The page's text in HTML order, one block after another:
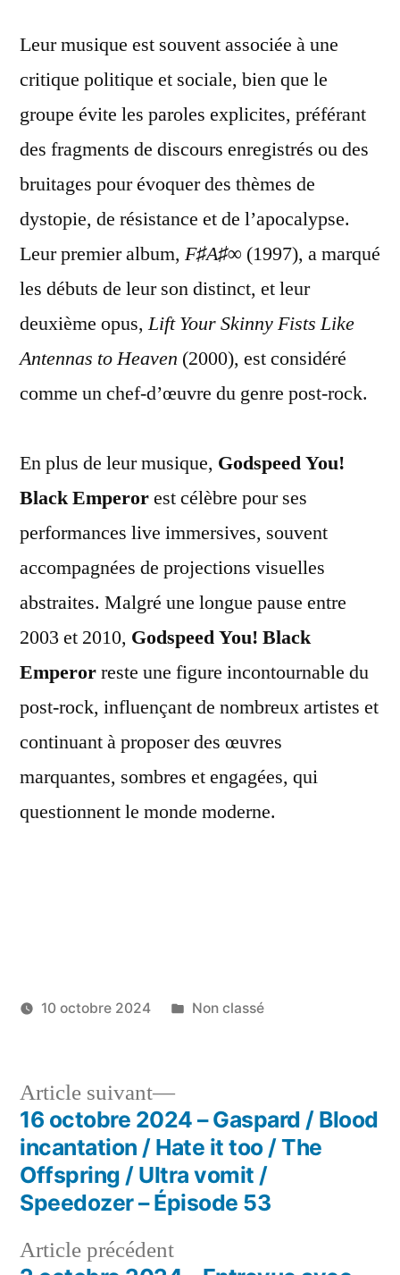
Leur musique est souvent associée à une
critique politique et sociale, bien que le
groupe évite les paroles explicites, préférant
des fragments de discours enregistrés ou des
bruitages pour évoquer des thèmes de
dystopie, de résistance et de l’apocalypse.
Leur premier album, F♯A♯∞ (1997), a marqué
les débuts de leur son distinct, et leur
deuxième opus,Lift Your Skinny Fists Like
Antennas to Heaven (2000), est considéré
comme un chef-d’œuvre du genre post-rock.
En plus de leur musique, Godspeed You!
Black Emperorest célèbre pour ses
performances live immersives, souvent
accompagnées de projections visuelles
abstraites. Malgré une longue pause entre
2003 et 2010, Godspeed You! Black
Emperorreste une figure incontournable du
post-rock, influençant de nombreux artistes et
continuant à proposer des œuvres
marquantes, sombres et engagées, qui
questionnent le monde moderne.
10 octobre 2024
Publié
Non classé
Navigation
de
l'article
Article précédentArticle
Article suivant
Article
Suivant :
16 octobre 2024 – Gaspard / Blood
incantation / Hate it too / The
Offspring / Ultra vomit /
Speedozer – Épisode 53